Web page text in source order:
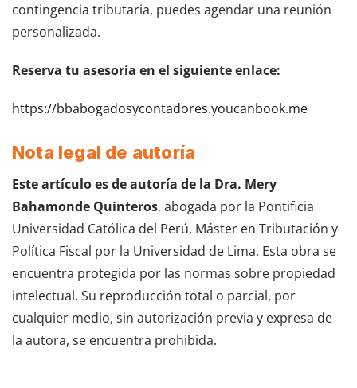
contingencia tributaria, puedes agendar una reunión
personalizada.
Reserva tu asesoría en el siguiente enlace:
https://bbabogadosycontadores.youcanbook.me
Nota legal de autoría
Este artículo es de autoría de la Dra. Mery
Bahamonde Quinteros, abogada por la Pontificia
Universidad Católica del Perú, Máster en Tributación y
Política Fiscal por la Universidad de Lima. Esta obra se
encuentra protegida por las normas sobre propiedad
intelectual. Su reproducción total o parcial, por
cualquier medio, sin autorización previa y expresa de
la autora, se encuentra prohibida.